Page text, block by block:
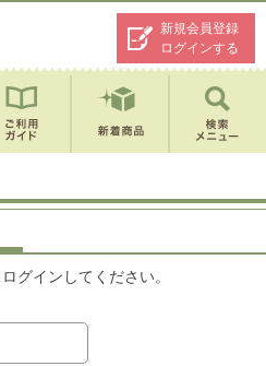
新規会員登録
ログインする
グインしてください。